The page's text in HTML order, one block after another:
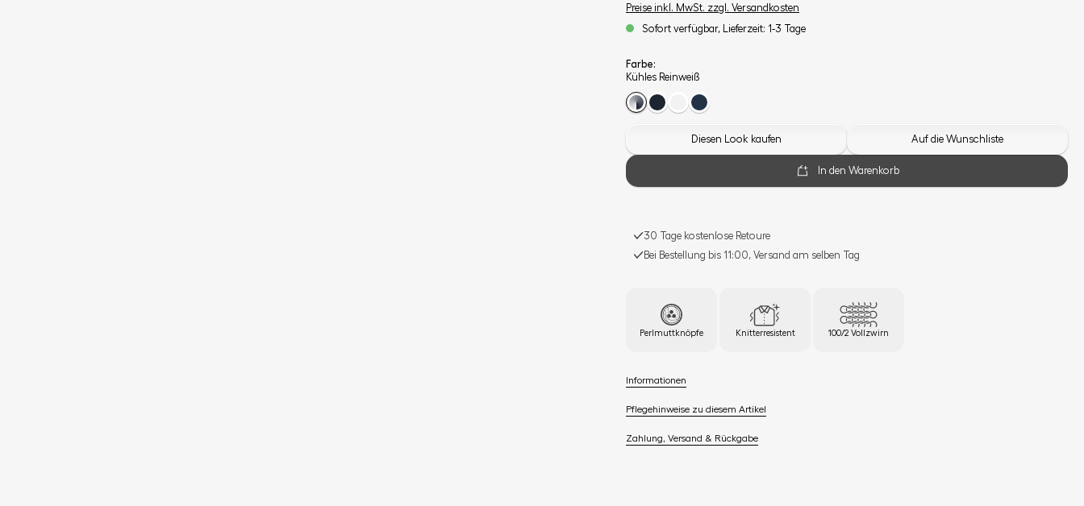
Preise inkl. MwSt. zzgl. Versandkosten
Sofort verfügbar, Lieferzeit: 1-3 Tage
Farbe:
Kühles Reinweiß
Diesen Look kaufen Auf die Wunschliste
In den Warenkorb
30 Tage kostenlose Retoure
Bei Bestellung bis 11:00, Versand am selben Tag
Perlmuttknöpfe Knitterresistent 100/2 Vollzwirn
Informationen
Pflegehinweise zu diesem Artikel
Zahlung, Versand & Rückgabe